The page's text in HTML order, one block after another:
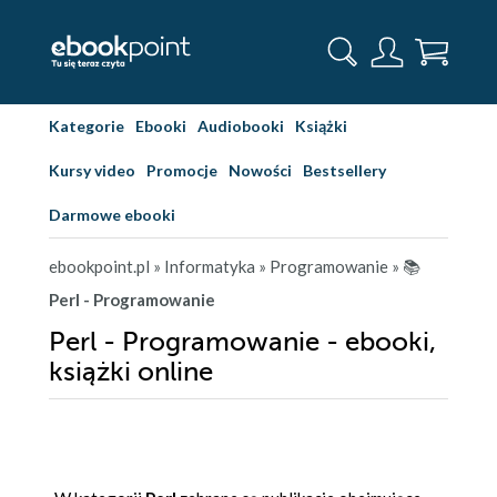
Kategorie Ebooki Audiobooki Książki
Kursy video Promocje Nowości Bestsellery
Darmowe ebooki
ebookpoint.pl » Informatyka » Programowanie » 📚
Perl - Programowanie
Perl - Programowanie - ebooki,
książki online